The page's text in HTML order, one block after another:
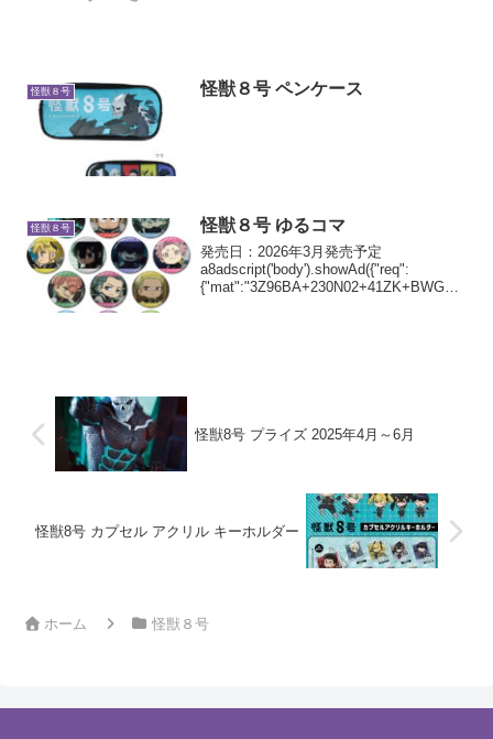
怪獣８号 怪獣８号 ペンケース
怪獣８号 怪獣８号 ゆるコマ
発売日：2026年3月発売予定
a8adscript('body').showAd({"req":
{"mat":"3Z96BA+230N02+41ZK+BWGDT
怪獣8号 プライズ 2025年4月～6月
怪獣8号 カプセル アクリル キーホルダー
ホーム 怪獣８号